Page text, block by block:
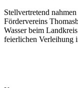
Stellvertretend
Fördervereins
Wasser beim
feierlichen Verleihung